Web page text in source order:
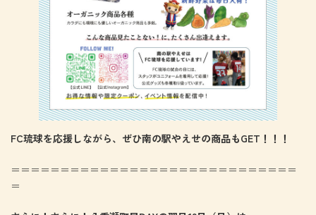
FC琉球を応援しながら、ぜひ南の駅やえせの商品もGET！！！
＝＝＝＝＝＝＝＝＝＝＝＝＝＝＝＝＝＝＝＝＝＝＝＝＝＝＝＝＝
＝